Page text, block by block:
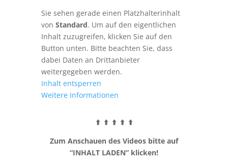
Sie sehen gerade einen Platzhalterinhalt
von Standard. Um auf den eigentlichen
Inhalt zuzugreifen, klicken Sie auf den
Button unten. Bitte beachten Sie, dass
dabei Daten an Drittanbieter
weitergegeben werden.
Inhalt entsperren
Weitere Informationen
⬆️ ⬆️ ⬆️ ⬆️ ⬆️
Zum Anschauen des Videos bitte auf
“INHALT LADEN” klicken!